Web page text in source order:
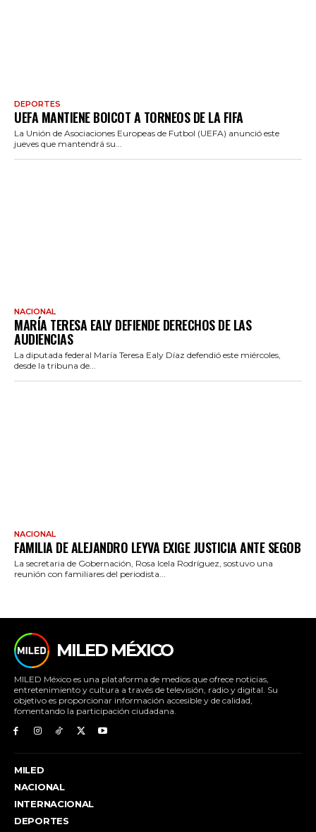
DEPORTES
UEFA MANTIENE BOICOT A TORNEOS DE LA FIFA
La Unión de Asociaciones Europeas de Futbol (UEFA) anunció este
jueves que mantendrá su...
NACIONAL
MARÍA TERESA EALY DEFIENDE DERECHOS DE LAS
AUDIENCIAS
La diputada federal María Teresa Ealy Díaz defendió este miércoles,
desde la tribuna de...
NACIONAL
FAMILIA DE ALEJANDRO LEYVA EXIGE JUSTICIA ANTE SEGOB
La secretaria de Gobernación, Rosa Icela Rodríguez, sostuvo una
reunión con familiares del periodista...
MILED MÉXICO
MILED México es una plataforma de medios que ofrece noticias,
entretenimiento y cultura a través de televisión, radio y digital. Su
objetivo es proporcionar información accesible y de calidad,
fomentando la participación ciudadana.
MILED
NACIONAL
INTERNACIONAL
DEPORTES